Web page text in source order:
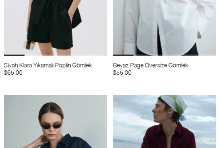
Siyah Klara Yıkamalı Poplin Gömlek
$65.00
Beyaz Page Oversize Gömlek
$55.00